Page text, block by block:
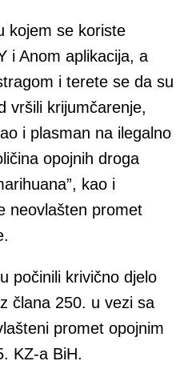
kojem se koriste
i Anom aplikacija, a
i terete se da su
vršili krijumčarenje,
i plasman na ilegalno
opojnih droga
kao i
neovlašten promet
počinili krivično djelo
člana 250. u vezi sa
promet opojnim
KZ-a BiH.